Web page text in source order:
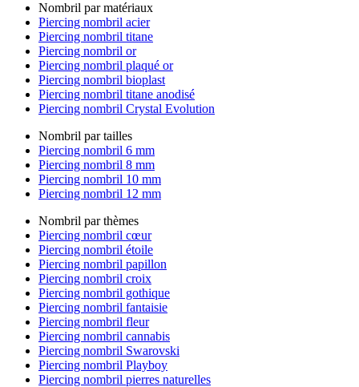
Nombril par matériaux
Piercing nombril acier
Piercing nombril titane
Piercing nombril or
Piercing nombril plaqué or
Piercing nombril bioplast
Piercing nombril titane anodisé
Piercing nombril Crystal Evolution
Nombril par tailles
Piercing nombril 6 mm
Piercing nombril 8 mm
Piercing nombril 10 mm
Piercing nombril 12 mm
Nombril par thèmes
Piercing nombril cœur
Piercing nombril étoile
Piercing nombril papillon
Piercing nombril croix
Piercing nombril gothique
Piercing nombril fantaisie
Piercing nombril fleur
Piercing nombril cannabis
Piercing nombril Swarovski
Piercing nombril Playboy
Piercing nombril pierres naturelles